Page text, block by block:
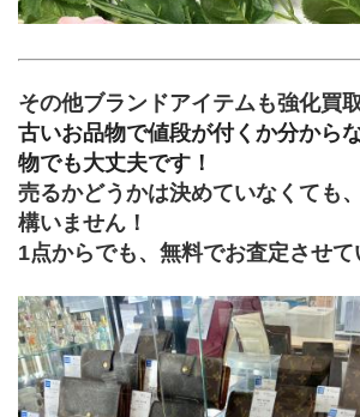
その他ブランドアイテムも強化買
古いお品物で値段が付くか分から
物でも大丈夫です！
売るかどうかは決めていなくても
構いません！
1点からでも、無料でお査定させて